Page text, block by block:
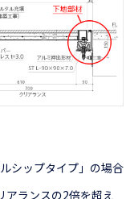
シップタイプ」の場合
アランスの2倍を超え